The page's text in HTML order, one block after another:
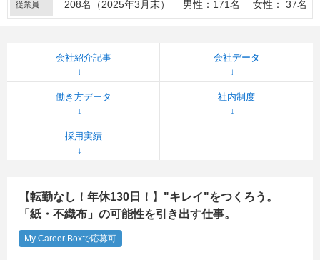
従業員 208名（2025年3月末） 男性：171名 女性： 37名
会社紹介記事 会社データ
働き方データ 社内制度
採用実績
【転勤なし！年休130日！】"キレイ"をつくろう。
「紙・不織布」の可能性を引き出す仕事。
My Career Boxで応募可